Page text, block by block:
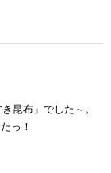
昆布」でした～。
っ！